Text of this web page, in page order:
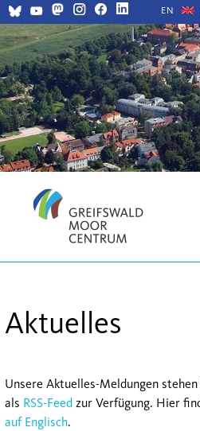
EN
Aktuelles
Unsere Aktuelles-Meldungen
als RSS-Feed zur Verfügung. Hier
auf Englisch.